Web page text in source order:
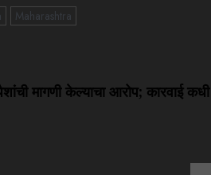
Maharashtra
पैशांची मागणी केल्याचा आरोप; कारवाई कधी